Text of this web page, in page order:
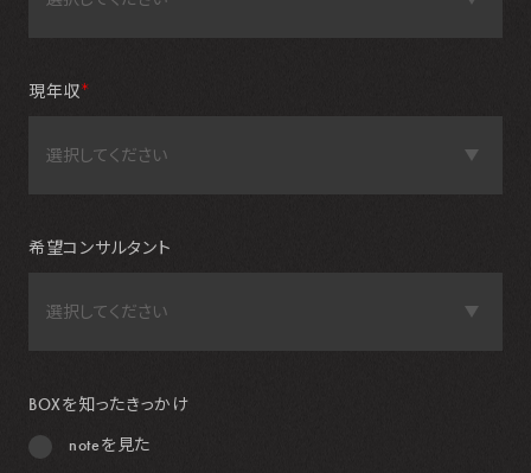
現年収＊
希望コンサルタント
BOXを知ったきっかけ
noteを見た